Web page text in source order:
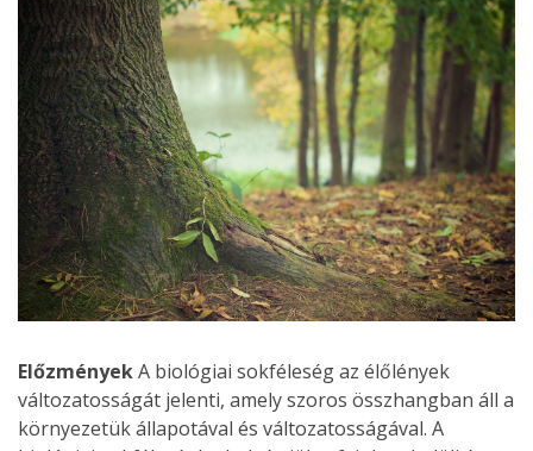
ElőzményekA biológiai sokféleség az élőlények
változatosságát jelenti, amely szoros összhangban áll a
környezetük állapotával és változatosságával. A